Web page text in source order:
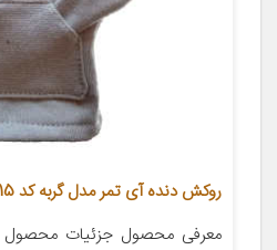
روکش دنده آی تمر مدل گربه کد 215